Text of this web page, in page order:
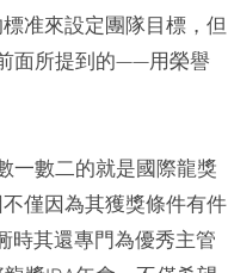
准來設定團隊目標，但
面所提到的——用榮譽
一數二的就是國際龍獎
僅因為其獲獎條件有件
時其還專門為優秀主管